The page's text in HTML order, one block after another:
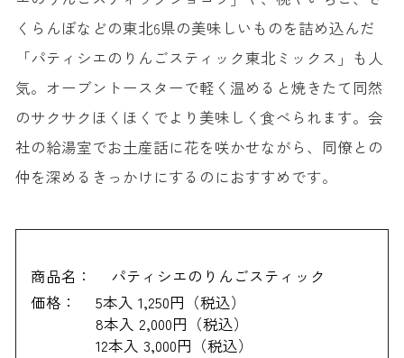
くらんぼなどの東北6県の美味しいものを詰め込んだ
「パティシエのりんごスティック東北ミックス」も人
気。オーブントースターで軽く温めると焼きたて同然
のサクサクほくほくでより美味しく食べられます。会
社の給湯室でお土産話に花を咲かせながら、同僚との
仲を深めるきっかけにするのにおすすめです。
商品名：
パティシエのりんごスティック
価格：
5本入 1,250円（税込）
8本入 2,000円（税込）
12本入 3,000円（税込）